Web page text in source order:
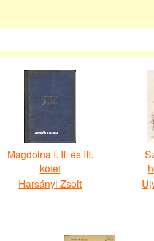
Magdolna I. II. és III.
kötet
Harsányi Zsolt